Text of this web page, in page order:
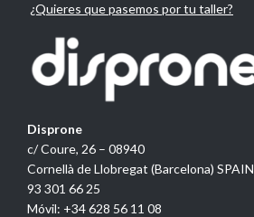
¿Quieres que pasemos por tu taller?
Disprone
c/ Coure, 26 – 08940
Cornellà de Llobregat (Barcelona) SPAIN
93 301 66 25
Móvil: +34 628 56 11 08